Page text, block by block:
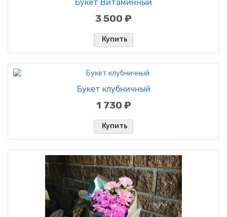
Букет Витаминный
3 500 ₽
Купить
Букет клубничный
1 730 ₽
Купить